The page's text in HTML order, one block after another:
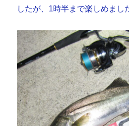
したが、1時半まで楽しめまし